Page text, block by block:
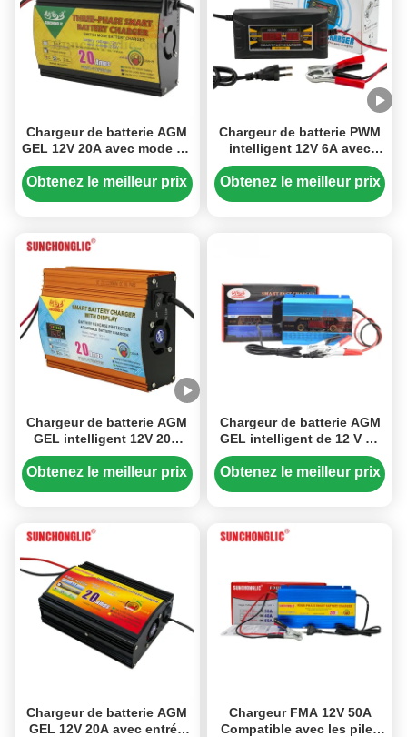
Chargeur de batterie AGM
GEL 12V 20A avec mode de
charge en quatre étapes et
protection de la batterie
inverse pour les piles au
Obtenez le meilleur prix
Chargeur de batterie PWM
intelligent 12V 6A avec
écran LCD pour batteries
au plomb
Obtenez le meilleur prix
Chargeur de batterie AGM
GEL intelligent 12V 20A
avec charge triphasée et
affichage LED pour
Obtenez le meilleur prix
Chargeur de batterie AGM
GEL intelligent de 12 V 20
A pour batteries au plomb
à 50 Hz avec entrée de 220
Obtenez le meilleur prix
Chargeur de batterie AGM
GEL 12V 20A avec entrée
Chargeur FMA 12V 50A
Compatible avec les piles